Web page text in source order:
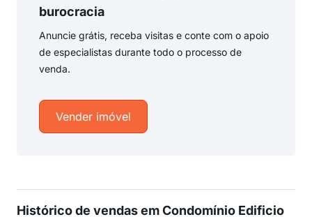
burocracia
Anuncie grátis, receba visitas e conte com o apoio
de especialistas durante todo o processo de
venda.
Vender imóvel
Histórico de vendas em Condomínio Edificio